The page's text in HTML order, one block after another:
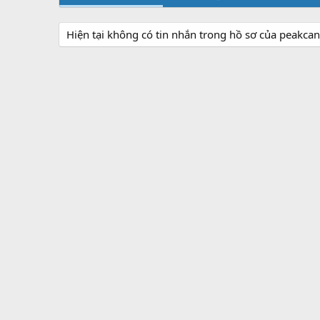
Hiện tại không có tin nhắn trong hồ sơ của